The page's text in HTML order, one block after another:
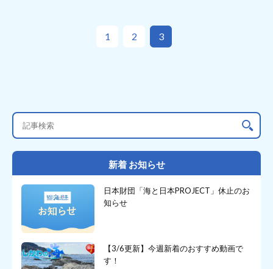
1 2 3
新着 お知らせ
日本財団「海と日本PROJECT」休止のお
知らせ
【3/6更新】今週新着のおすすめ動画で
す！